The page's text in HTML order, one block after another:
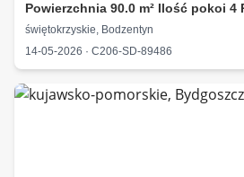
Powierzchnia 90.0 m² Ilość pokoi 4
świętokrzyskie, Bodzentyn
14-05-2026 · C206-SD-89486